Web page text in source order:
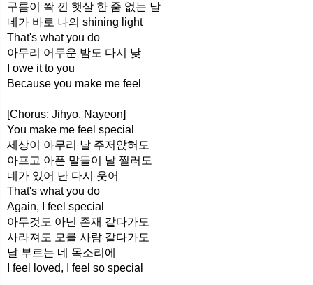
구름이 쫙 낀 햇살 한 줌 없는 날
네가 바로 나의 shining light
That's what you do
아무리 어두운 밤도 다시 낮
I owe it to you
Because you make me feel
[Chorus: Jihyo, Nayeon]
You make me feel special
세상이 아무리 날 주저앉혀도
아프고 아픈 말들이 날 찔러도
네가 있어 난 다시 웃어
That's what you do
Again, I feel special
아무것도 아닌 존재 같다가도
사라져도 모를 사람 같다가도
날 부르는 네 목소리에
I feel loved, I feel so special